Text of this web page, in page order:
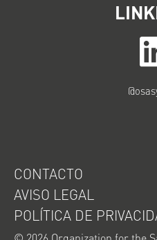
CONTACTO
AVISO LEGAL
POLÍTICA DE